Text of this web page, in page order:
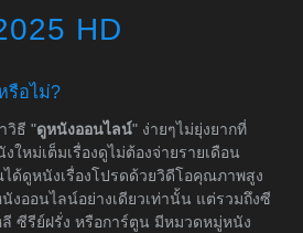
HD
รือไม่?
วิธี "ดูหนังออนไลน์" ง่ายๆไม่ยุ่งยากที่
ใหม่เต็มเรื่องดูไม่ต้องจ่ายรายเดือน
ด้ดูหนังเรื่องโปรดด้วยวิดีโอคุณภาพสูง
งออนไลน์อย่างเดียวเท่านั้น แต่รวมถึงซี
ลี ซีรีย์ฝรั่ง หรือการ์ตูน มีหมวดหมู่หนัง